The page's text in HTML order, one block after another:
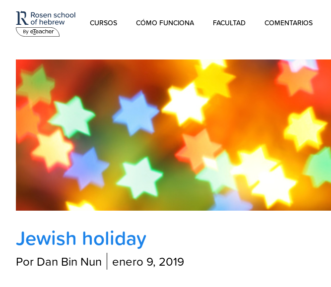
CURSOS
Hebreo para niños
Estudios sobre Israel
Hebreo Bíblico
CÓMO FUNCIONA FACULTAD COMENTARIOS
Jewish holiday
Por Dan Bin Nun enero 9, 2019